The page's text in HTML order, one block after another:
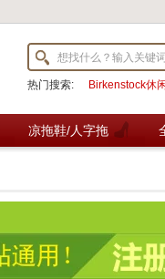
热门搜索: Birkenstock休
凉拖鞋/人字拖